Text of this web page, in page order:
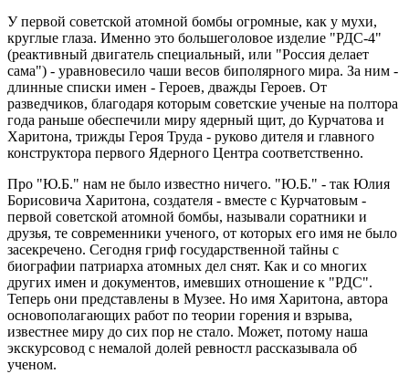
У первой советской атомной бомбы огромные, как у мухи,
круглые глаза. Именно это большеголовое изделие "РДС-4"
(реактивный двигатель специальный, или "Россия делает
сама") - уравновесило чаши весов биполярного мира. За ним -
длинные списки имен - Героев, дважды Героев. От
разведчиков, благодаря которым советские ученые на полтора
года раньше обеспечили миру ядерный щит, до Курчатова и
Харитона, трижды Героя Труда - руково дителя и главного
конструктора первого Ядерного Центра соответственно.
Про "Ю.Б." нам не было известно ничего. "Ю.Б." - так Юлия
Борисовича Харитона, создателя - вместе с Курчатовым -
первой советской атомной бомбы, называли соратники и
друзья, те современники ученого, от которых его имя не было
засекречено. Сегодня гриф государственной тайны с
биографии патриарха атомных дел снят. Как и со многих
других имен и документов, имевших отношение к "РДС".
Теперь они представлены в Музее. Но имя Харитона, автора
основополагающих работ по теории горения и взрыва,
известнее миру до сих пор не стало. Может, потому наша
экскурсовод с немалой долей ревностл рассказывала об
ученом.